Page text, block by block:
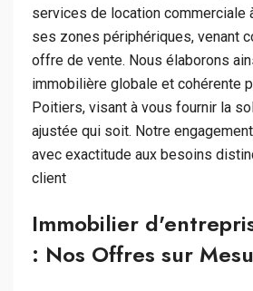
services de location commerciale
ses zones périphériques, venant
offre de vente. Nous élaborons
immobilière globale et cohérente
Poitiers, visant à vous fournir la
ajustée qui soit. Notre
avec exactitude aux besoins
client
Immobilier
: Nos Offres sur